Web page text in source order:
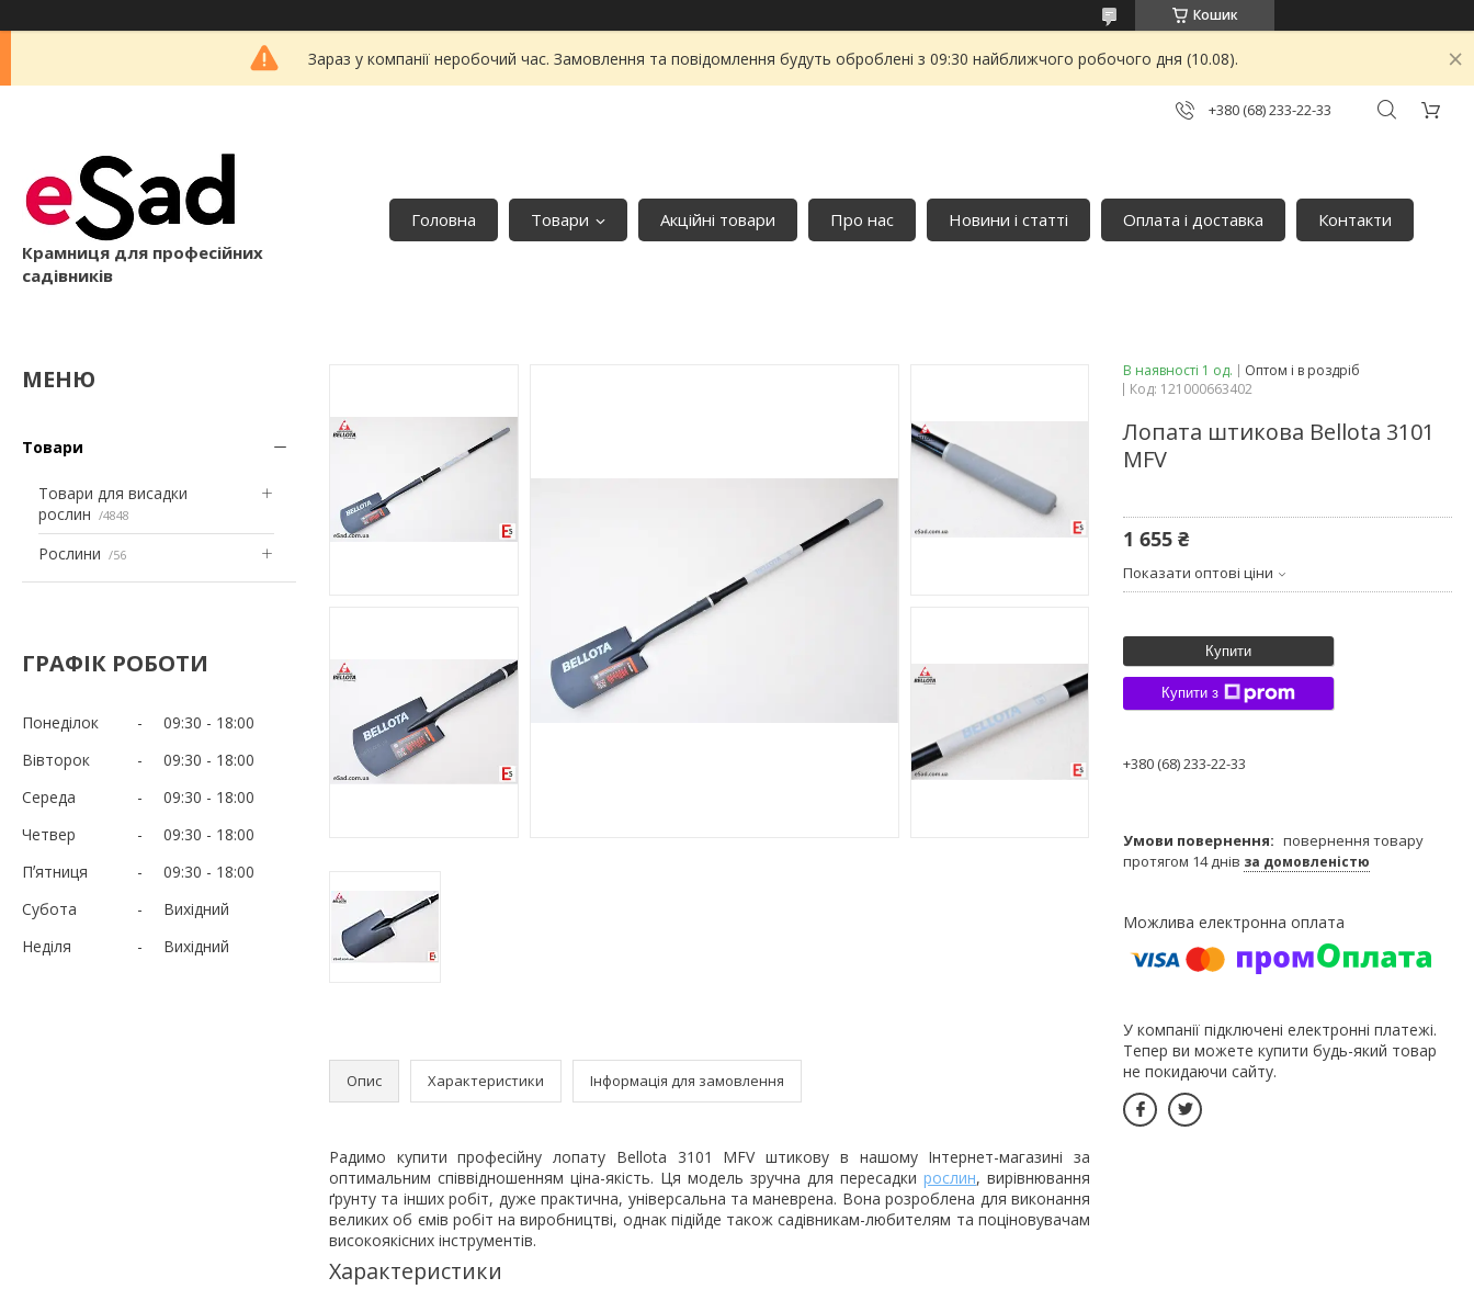
Кошик
Зараз у компанії неробочий час. Замовлення та повідомлення будуть оброблені з 09:30 найближчого робочого дня (10.08).
+380 (68) 233-22-33
Крамниця для професійних
садівників
Головна Товари Акційні товари Про нас Новини і статті Оплата і доставка Контакти
Товари
Товари для висадки
рослин
4848
Рослини 56
ГРАФІК РОБОТИ
Понеділок 09:30
18:00
Вівторок
09:30
18:00
Середа
09:30
18:00
Четвер
09:30
18:00
Пʼятниця
09:30
18:00
Субота
Вихідний
Неділя
Вихідний
Опис Характеристики Інформація для замовлення
Радимо купити професійну лопату Bellota 3101 MFV штикову в нашому Інтернет-магазині за
оптимальним співвідношенням ціна-якість. Ця модель зручна для пересадки рослин, вирівнювання
ґрунту та інших робіт, дуже практична, універсальна та маневрена. Вона розроблена для виконання
великих об ємів робіт на виробництві, однак підійде також садівникам-любителям та поціновувачам
високоякісних інструментів.
Характеристики
В наявності 1 од.
Оптом і в роздріб
Код: 121000663402
Лопата штикова Bellota 3101
MFV
1 655 ₴
Показати оптові ціни
Купити
Купити з
+380 (68) 233-22-33
повернення товару
протягом 14 днів за домовленістю
У компанії підключені електронні платежі.
Тепер ви можете купити будь-який товар
не покидаючи сайту.